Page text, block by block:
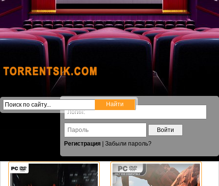
Войти
Регистрация
Забыли пароль?